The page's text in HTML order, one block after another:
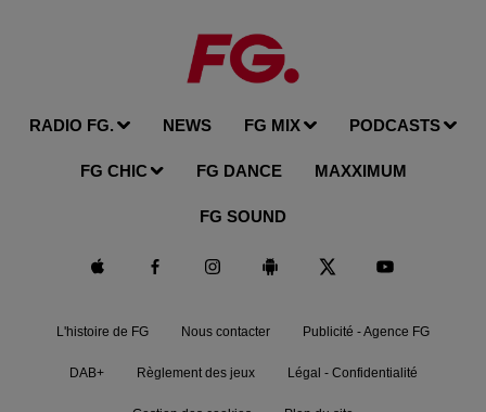
RADIO FG. NEWS FG MIX PODCASTS
FG CHIC FG DANCE MAXXIMUM
FG SOUND
L'histoire de FG Nous contacter Publicité - Agence FG
DAB+ Règlement des jeux Légal - Confidentialité